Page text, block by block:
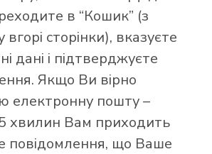
в “Кошик” (з
вгорі сторінки), вказуєте
дані і підтверджуєте
Якщо Ви вірно
електронну пошту –
хвилин Вам приходить
повідомлення, що Ваше